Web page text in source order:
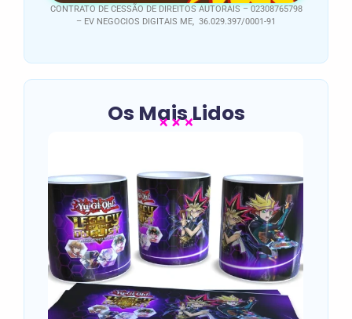
CONTRATO DE CESSÃO DE DIREITOS AUTORAIS – 02308765798
– EV NEGOCIOS DIGITAIS ME, 36.029.397/0001-91
Os Mais Lidos